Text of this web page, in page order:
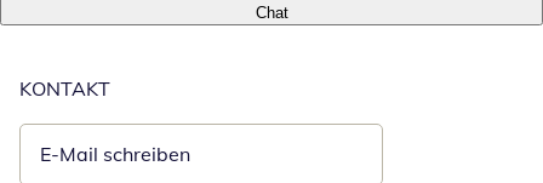
Chat
KONTAKT
E-Mail schreiben
Öffnet E-Mail-Client